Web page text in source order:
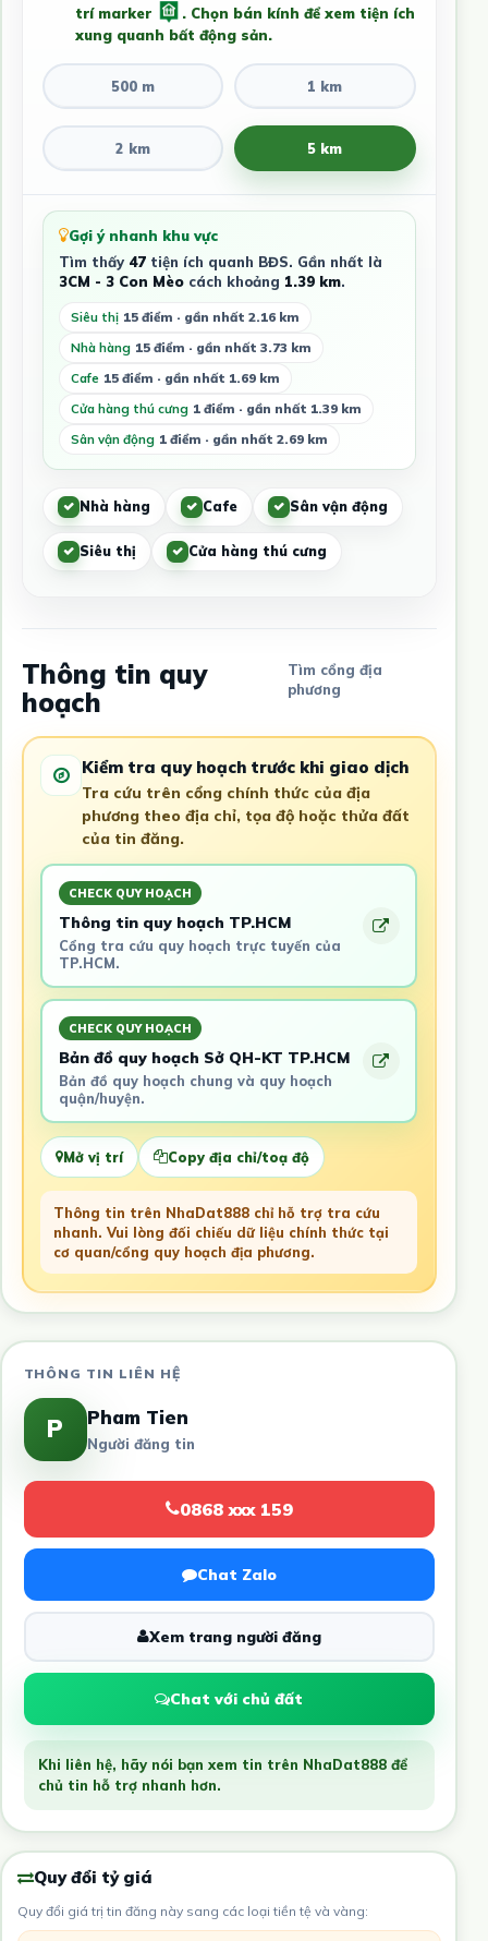
trí marker
. Chọn bán kính để xem tiện ích
xung quanh bất động sản.
500 m 1 km
2 km 5 km
Gợi ý nhanh khu vực
Tìm thấy 47tiện ích quanh BĐS. Gần nhất là
3CM - 3 Con Mèocách khoảng 1.39 km.
Siêu thị 15 điểm · gần nhất 2.16 km
Nhà hàng 15 điểm · gần nhất 3.73 km
Cafe 15 điểm · gần nhất 1.69 km
Cửa hàng thú cưng 1 điểm · gần nhất 1.39 km
Sân vận động 1 điểm · gần nhất 2.69 km
Nhà hàng Cafe Sân vận động
Siêu thị Cửa hàng thú cưng
Thông tin quy
hoạch
Tìm cổng địa
phương
Kiểm tra quy hoạch trước khi giao dịch
Tra cứu trên cổng chính thức của địa
phương theo địa chỉ, tọa độ hoặc thửa đất
của tin đăng.
CHECK QUY HOẠCH
Thông tin quy hoạch TP.HCM
Cổng tra cứu quy hoạch trực tuyến của
TP.HCM.
CHECK QUY HOẠCH
Bản đồ quy hoạch Sở QH-KT TP.HCM
Bản đồ quy hoạch chung và quy hoạch
quận/huyện.
Mở vị trí Copy địa chỉ/toạ độ
Thông tin trên NhaDat888 chỉ hỗ trợ tra cứu
nhanh. Vui lòng đối chiếu dữ liệu chính thức tại
cơ quan/cổng quy hoạch địa phương.
THÔNG TIN LIÊN HỆ
P Pham Tien
Người đăng tin
0868 xxx 159
Chat Zalo
Xem trang người đăng
Chat với chủ đất
Khi liên hệ, hãy nói bạn xem tin trên NhaDat888 để
chủ tin hỗ trợ nhanh hơn.
Quy đổi tỷ giá
Quy đổi giá trị tin đăng này sang các loại tiền tệ và vàng: